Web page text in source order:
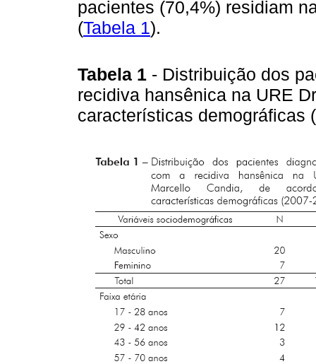
pacientes (70,4%) residiam
(Tabela 1).
Tabela 1 - Distribuição dos
recidiva hansênica na URE
características demográficas